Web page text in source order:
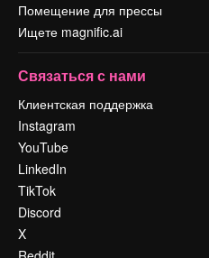
Помещение для прессы
Ищете magnific.ai
Связаться с нами
Клиентская поддержка
Instagram
YouTube
LinkedIn
TikTok
Discord
X